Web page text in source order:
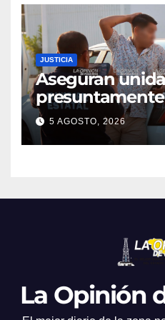
JUSTICIA
Aseguran
mediante
operativo de
Público
5 AGOSTO, 2026
La Opinión